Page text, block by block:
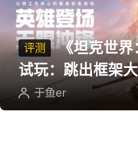
评测
《坦克世界：征程》CJ
试玩：跳出框架
英雄射击重塑坦克
于鱼er